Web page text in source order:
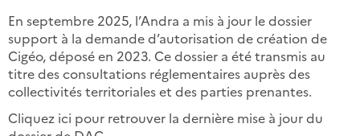
En septembre 2025, l’Andra a mis à jour le dossier
support à la demande d’autorisation de création de
Cigéo, déposé en 2023. Ce dossier a été transmis au
titre des consultations réglementaires auprès des
collectivités territoriales et des parties prenantes.
Cliquez ici pour retrouver la dernière mise à jour du